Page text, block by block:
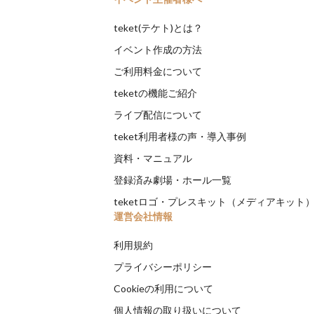
teket(テケト)とは？
イベント作成の方法
ご利用料金について
teketの機能ご紹介
ライブ配信について
teket利用者様の声・導入事例
資料・マニュアル
登録済み劇場・ホール一覧
teketロゴ・プレスキット（メディアキット）
運営会社情報
利用規約
プライバシーポリシー
Cookieの利用について
個人情報の取り扱いについて